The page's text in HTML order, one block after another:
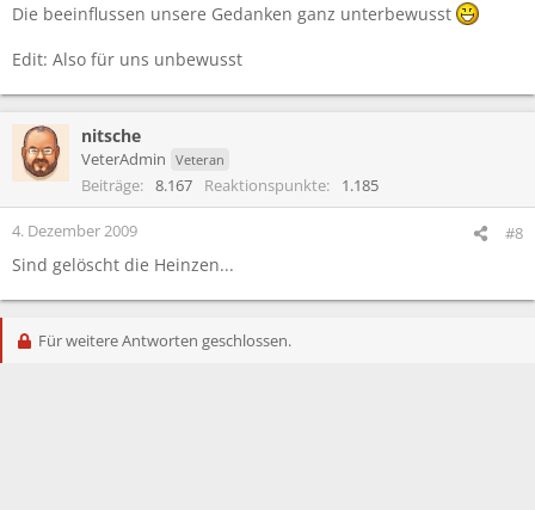
Die beeinflussen unsere Gedanken ganz unterbewusst
Edit: Also für uns unbewusst
nitsche
VeterAdmin Veteran
Beiträge 8.167 Reaktionspunkte 1.185
4. Dezember 2009 #8
Sind gelöscht die Heinzen...
Für weitere Antworten geschlossen.